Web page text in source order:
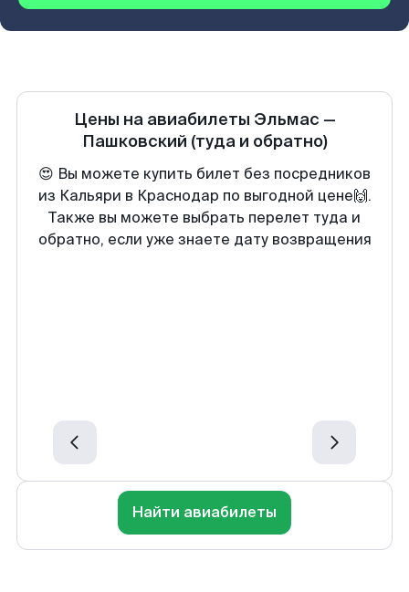
Цены на авиабилеты Эльмас —
Пашковский (туда и обратно)
😍 Вы можете купить билет без посредников
из Кальяри в Краснодар по выгодной цене🙌.
Также вы можете выбрать перелет туда и
обратно, если уже знаете дату возвращения
Найти авиабилеты